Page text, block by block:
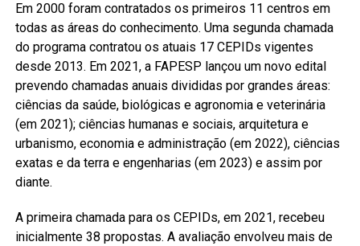
Em 2000 foram contratados os primeiros 11 centros em
todas as áreas do conhecimento. Uma segunda chamada
do programa contratou os atuais 17 CEPIDs vigentes
desde 2013. Em 2021, a FAPESP lançou um novo edital
prevendo chamadas anuais divididas por grandes áreas:
ciências da saúde, biológicas e agronomia e veterinária
(em 2021); ciências humanas e sociais, arquitetura e
urbanismo, economia e administração (em 2022), ciências
exatas e da terra e engenharias (em 2023) e assim por
diante.
A primeira chamada para os CEPIDs, em 2021, recebeu
inicialmente 38 propostas. A avaliação envolveu mais de